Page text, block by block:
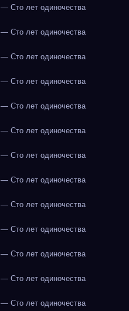
Сто лет одиночества
Сто лет одиночества
Сто лет одиночества
Сто лет одиночества
Сто лет одиночества
Сто лет одиночества
Сто лет одиночества
Сто лет одиночества
Сто лет одиночества
Сто лет одиночества
Сто лет одиночества
Сто лет одиночества
Сто лет одиночества